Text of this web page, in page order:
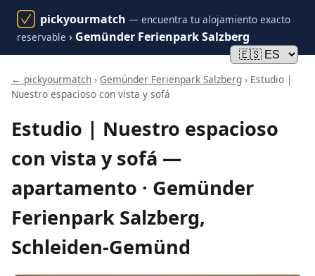
pickyourmatch — encuentra tu alojamiento exacto
reservable › Gemünder Ferienpark Salzberg
← pickyourmatch › Gemünder Ferienpark Salzberg › Estudio |
Nuestro espacioso con vista y sofá
Estudio | Nuestro espacioso
con vista y sofá —
apartamento · Gemünder
Ferienpark Salzberg,
Schleiden-Gemünd